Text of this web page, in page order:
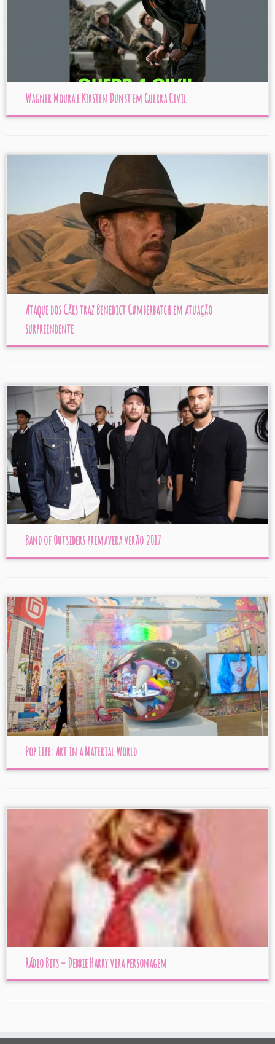
Wagner Moura e Kirsten Dunst em Guerra Civil
Ataque dos Cães traz Benedict Cumberbatch em atuação
surpreendente
Band of Outsiders primavera verão 2017
Pop Life: Art in a Material World
Rádio Bits – Debbie Harry vira personagem